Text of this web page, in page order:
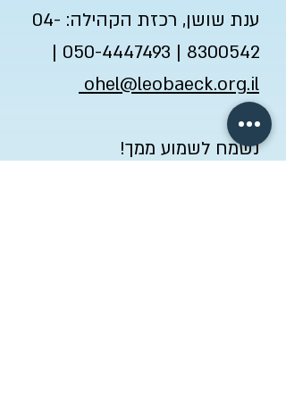
ענת שושן, רכזת הקהילה: 04-
8300542
|
050-4447493
|
ohel@leobaeck.org.il
נשמח לשמוע ממך!